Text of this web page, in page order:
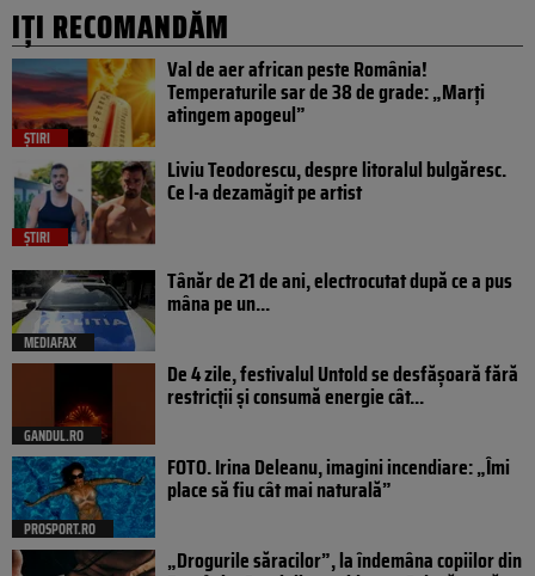
IȚI RECOMANDĂM
ȘTIRI
Val de aer african peste România!
Temperaturile sar de 38 de grade: „Marți
atingem apogeul”
ȘTIRI
Liviu Teodorescu, despre litoralul bulgăresc.
Ce l-a dezamăgit pe artist
MEDIAFAX
Tânăr de 21 de ani, electrocutat după ce a pus
mâna pe un...
GANDUL.RO
De 4 zile, festivalul Untold se desfășoară fără
restricții și consumă energie cât...
PROSPORT.RO
FOTO. Irina Deleanu, imagini incendiare: „Îmi
place să fiu cât mai naturală”
„Drogurile săracilor”, la îndemâna copiilor din